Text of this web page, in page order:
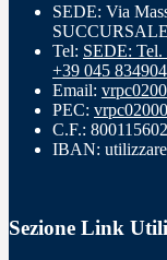
SEDE: Via
Tel: SEDE:
+39 045
Email:
PEC:
C.F.:
IBAN: utilizzare
Sezione Link Utili